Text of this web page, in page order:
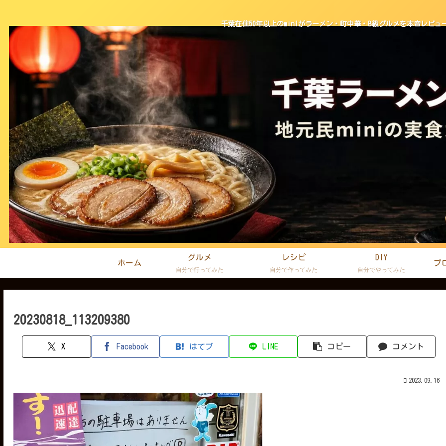
千葉在住50年以上のminiがラーメン・町中華・B級グルメを本音レビュ
ホーム
グルメ
自分で行ってみた
レシピ
自分で作ってみた
DIY
自分でやってみた
プ
20230818_113209380
X Facebook はてブ LINE コピー コメント
2023.09.16